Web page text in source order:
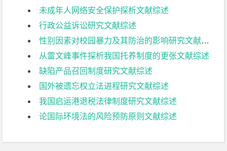
未成年人网络安全保护探析文献综述
行政公益诉讼研究文献综述
性别因素对校园暴力及其防治的影响研究文献综述
从雷文峰事件探析我国托养制度的更张文献综述
缺陷产品召回制度研究文献综述
国外被遗忘权立法进程研究文献综述
我国启运港退税法律制度研究文献综述
论国际环境法的风险预防原则文献综述